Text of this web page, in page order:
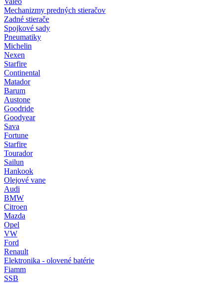
Mechanizmy predných stieračov
Zadné stierače
Spojkové sady
Pneumatiky
Michelin
Nexen
Starfire
Continental
Matador
Barum
Austone
Goodride
Goodyear
Sava
Fortune
Starfire
Tourador
Sailun
Hankook
Olejové vane
Audi
BMW
Citroen
Mazda
Opel
VW
Ford
Renault
Elektronika - olovené batérie
Fiamm
SSB